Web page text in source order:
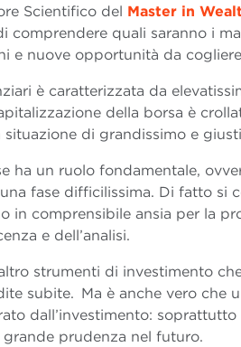
Scientifico del Master in
comprendere quali saranno i
e nuove opportunità da
è caratterizzata da
della borsa è
di grandissimo e
ha un ruolo fondamentale,
fase difficilissima. Di fatto si
in comprensibile ansia per la
e dell’analisi.
strumenti di investimento
subite. Ma è anche vero che
dall’investimento:
prudenza nel futuro.